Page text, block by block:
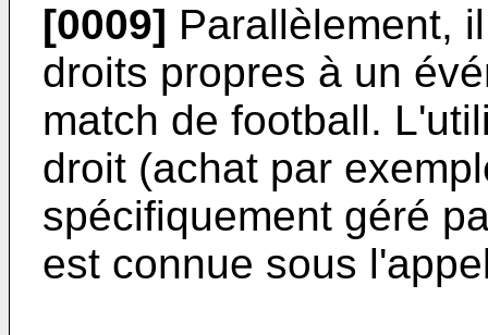
[0009] Parallèlement,
droits propres à un
match de football.
droit (achat par
spécifiquement géré
est connue sous